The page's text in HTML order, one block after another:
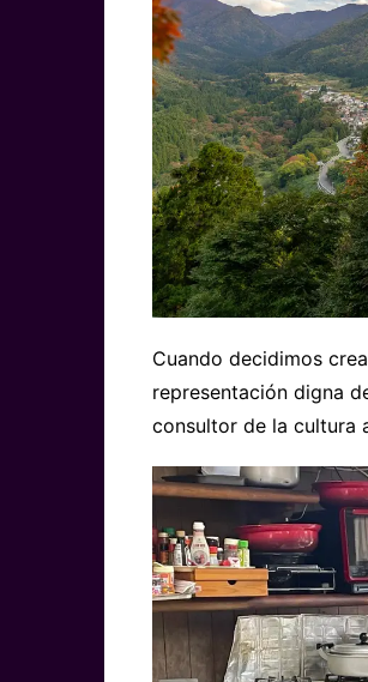
Cuando decidimos
representación digna
consultor de la cultura